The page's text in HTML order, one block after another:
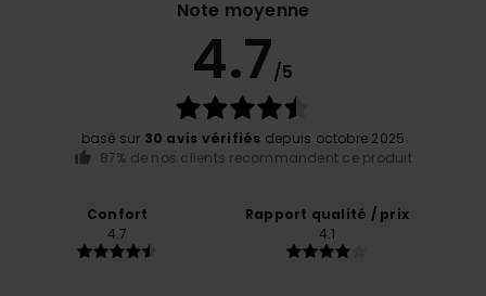
Note moyenne
4.7/5
basé sur 30 avis vérifiés depuis octobre 2025
87% de nos clients recommandent ce produit
Confort
4.7
Rapport qualité / prix
4.1